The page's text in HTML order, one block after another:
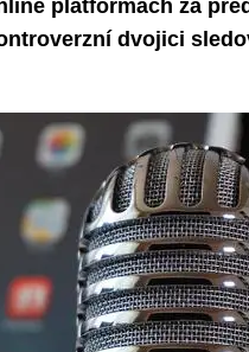
platformách za
dvojici